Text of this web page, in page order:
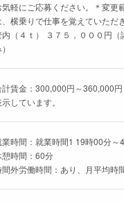
気軽にご応募ください。＊変更
、横乗りで仕事を覚えていただ
内（４ｔ） ３７５，０００円
計賃金：300,000円～360,000
しています。
業時間：就業時間1 19時00分～
憩時間：60分
間外労働時間：あり、月平均時